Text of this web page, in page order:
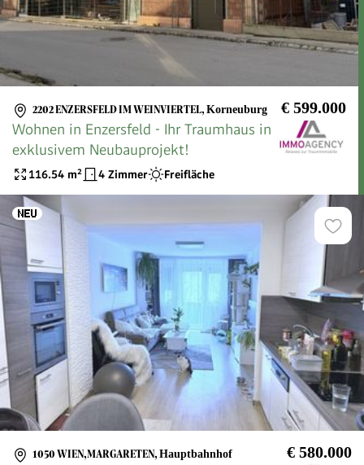
2202 ENZERSFELD IM WEINVIERTEL, Korneuburg € 599.000
Wohnen in Enzersfeld - Ihr Traumhaus in
exklusivem Neubauprojekt!
116.54 m² 4 Zimmer Freifläche
1050 WIEN,MARGARETEN, Hauptbahnhof € 580.000